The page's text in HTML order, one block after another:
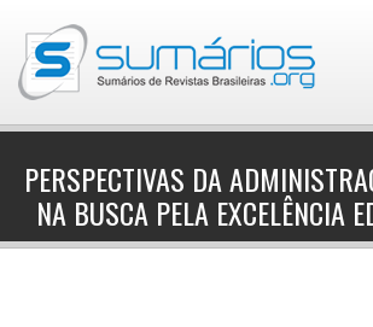
PERSPECTIVAS DA
NA BUSCA PELA EXCELÊNCIA